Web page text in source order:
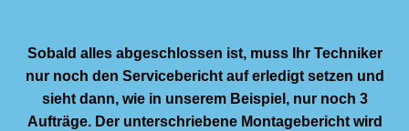
Sobald alles abgeschlossen ist, muss Ihr Techniker
nur noch den Servicebericht auf erledigt setzen und
sieht dann, wie in unserem Beispiel, nur noch 3
Aufträge. Der unterschriebene Montagebericht wird